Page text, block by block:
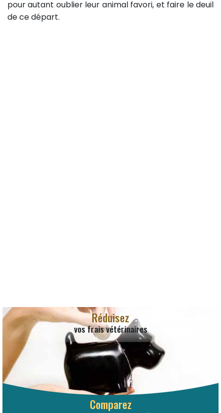
pour autant oublier leur animal favori, et faire le deuil
de ce départ.
Réduisez
vos frais vétérinaires
Comparez